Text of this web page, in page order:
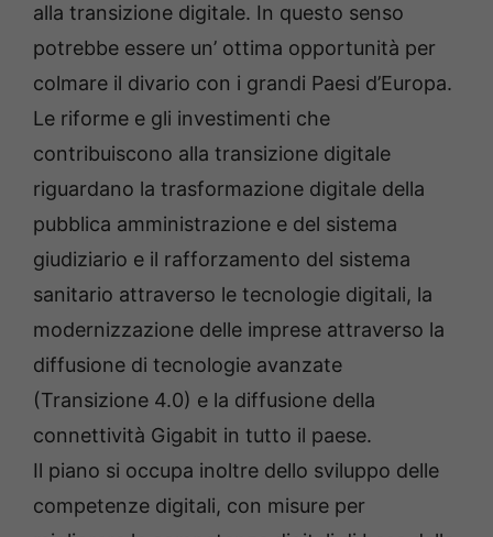
alla transizione digitale. In questo senso
potrebbe essere un’ ottima opportunità per
colmare il divario con i grandi Paesi d’Europa.
Le riforme e gli investimenti che
contribuiscono alla transizione digitale
riguardano la trasformazione digitale della
pubblica amministrazione e del sistema
giudiziario e il rafforzamento del sistema
sanitario attraverso le tecnologie digitali, la
modernizzazione delle imprese attraverso la
diffusione di tecnologie avanzate
(Transizione 4.0) e la diffusione della
connettività Gigabit in tutto il paese.
Il piano si occupa inoltre dello sviluppo delle
competenze digitali, con misure per